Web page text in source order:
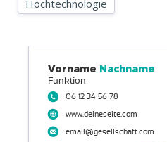
Hochtechnologie
06 12 34 56 78
www.deineseite.com
email@gesellschaft.com
Funktion
Vorname Nachname